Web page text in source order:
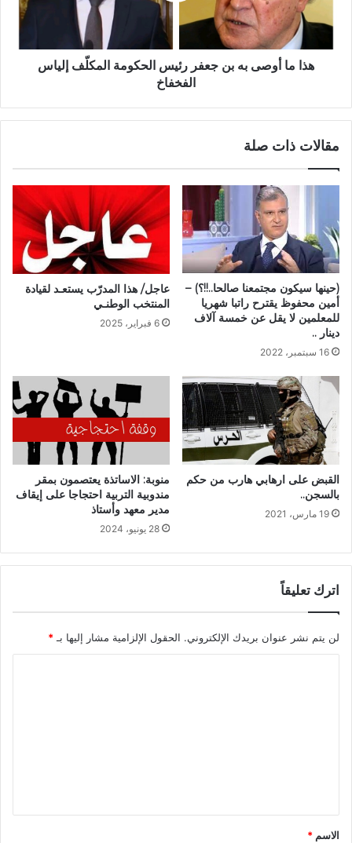
هذا ما أوصى به بن جعفر رئيس الحكومة المكلّف إلياس
الفخفاخ
مقالات ذات صلة
(حينها سيكون مجتمعنا صالحا..!!؟) –
أمين محفوظ يقترح راتبا شهريا
للمعلمين لا يقل عن خمسة آلاف
دينار ..
16 سبتمبر، 2022
عاجل/ هذا المدرّب يستعـد لقيادة
المنتخب الوطنـي
6 فبراير، 2025
القبض على ارهابي هارب من حكم
بالسجن..
19 مارس، 2021
منوبة: الاساتذة يعتصمون بمقر
مندوبية التربية احتجاجا على إيقاف
مدير معهد وأستاذ
28 يونيو، 2024
اترك تعليقاً
لن يتم نشر عنوان بريدك الإلكتروني. الحقول الإلزامية مشار إليها بـ *
*
الاسم *